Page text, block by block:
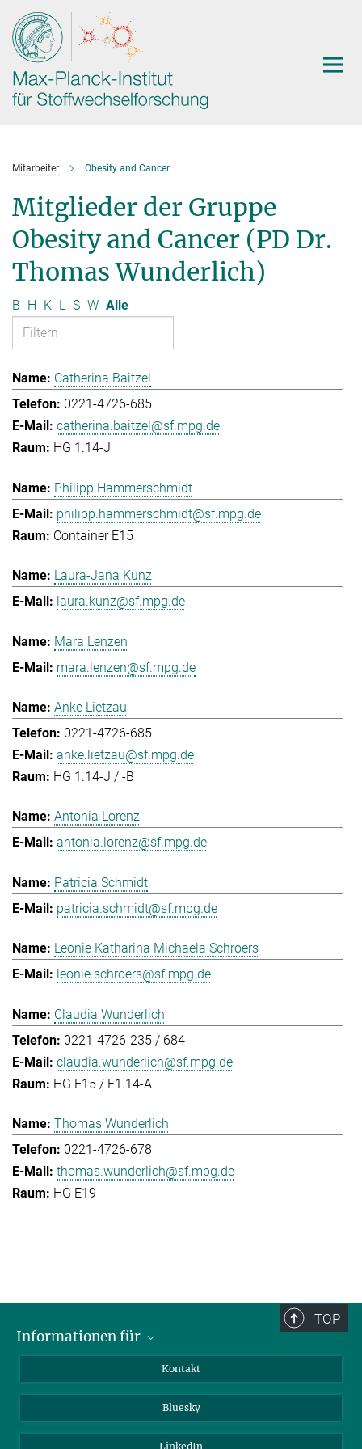
Hauptinhalt
Mitarbeiter Obesity and Cancer
Mitglieder der Gruppe
Obesity and Cancer (PD Dr.
Thomas Wunderlich)
B H K L S W Alle
Catherina Baitzel
0221-4726-685
catherina.baitzel@sf.mpg.de
HG 1.14-J
Philipp Hammerschmidt
philipp.hammerschmidt@sf.mpg.de
Container E15
Laura-Jana Kunz
laura.kunz@sf.mpg.de
Mara Lenzen
mara.lenzen@sf.mpg.de
Anke Lietzau
0221-4726-685
anke.lietzau@sf.mpg.de
HG 1.14-J / -B
Antonia Lorenz
antonia.lorenz@sf.mpg.de
Patricia Schmidt
patricia.schmidt@sf.mpg.de
Leonie Katharina Michaela Schroers
leonie.schroers@sf.mpg.de
Claudia Wunderlich
0221-4726-235 / 684
claudia.wunderlich@sf.mpg.de
HG E15 / E1.14-A
Thomas Wunderlich
0221-4726-678
thomas.wunderlich@sf.mpg.de
HG E19
TOP
Informationen für
Bewerbende
Forschende
Kontakt
Bluesky
LinkedIn